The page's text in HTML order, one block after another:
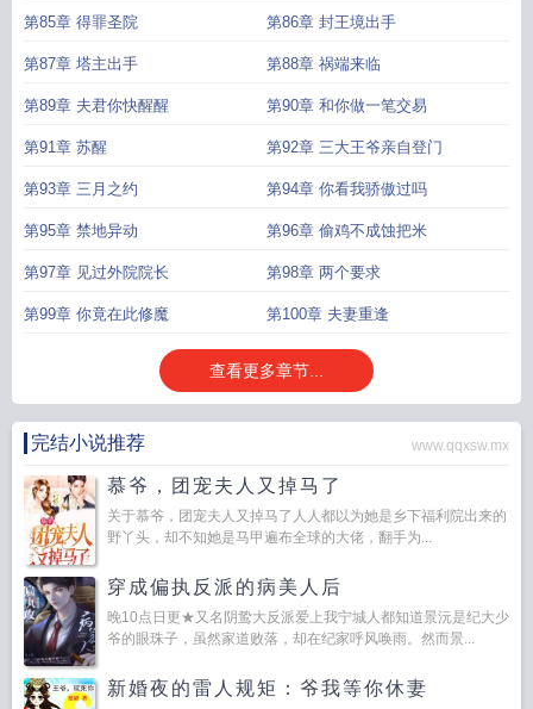
第85章 得罪圣院 第86章 封王境出手
第87章 塔主出手 第88章 祸端来临
第89章 夫君你快醒醒 第90章 和你做一笔交易
第91章 苏醒 第92章 三大王爷亲自登门
第93章 三月之约 第94章 你看我骄傲过吗
第95章 禁地异动 第96章 偷鸡不成蚀把米
第97章 见过外院院长 第98章 两个要求
第99章 你竟在此修魔 第100章 夫妻重逢
查看更多章节...
完结小说推荐 www.qqxsw.mx
慕爷，团宠夫人又掉马了
关于慕爷，团宠夫人又掉马了人人都以为她是乡下福利院出来的
野丫头，却不知她是马甲遍布全球的大佬，翻手为...
穿成偏执反派的病美人后
晚10点日更★又名阴鸷大反派爱上我宁城人都知道景沅是纪大少
爷的眼珠子，虽然家道败落，却在纪家呼风唤雨。然而景...
新婚夜的雷人规矩：爷我等你休妻